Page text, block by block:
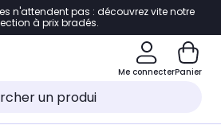
à la navigation
au pied de page
au chatbot
n'attendent pas : découvrez vite notre
à prix bradés.
Me connecterPanier